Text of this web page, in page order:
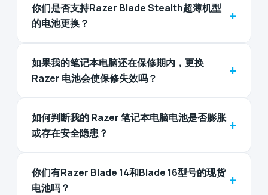
你们是否支持Razer Blade Stealth超薄机型
的电池更换？
+
如果我的笔记本电脑还在保修期内，更换
Razer 电池会使保修失效吗？
+
如何判断我的 Razer 笔记本电脑电池是否膨胀
或存在安全隐患？
+
你们有Razer Blade 14和Blade 16型号的现货
电池吗？
+